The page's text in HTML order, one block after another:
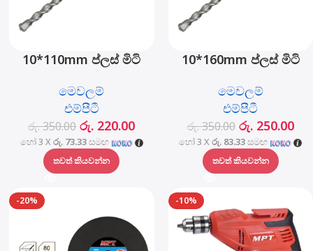
10*110mm ප්ලස් මිටි
10110
මෙවලම්
එම්පීටී
රු.350.00 රු. 220.00
හෝ 3 Xරු. 73.33සමඟ
තවත් කියවන්න
10*160mm ප්ලස් මිටි
10160
මෙවලම්
එම්පීටී
රු.350.00 රු. 250.00
හෝ 3 Xරු. 83.33සමඟ
තවත් කියවන්න
-20% -10%